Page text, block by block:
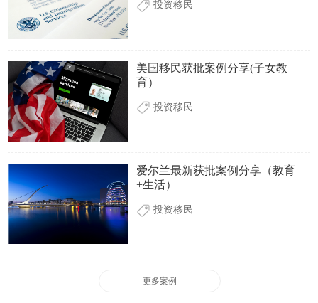
投资移民
美国移民获批案例分享(子女教
育）
投资移民
爱尔兰最新获批案例分享（教育
+生活）
投资移民
更多案例